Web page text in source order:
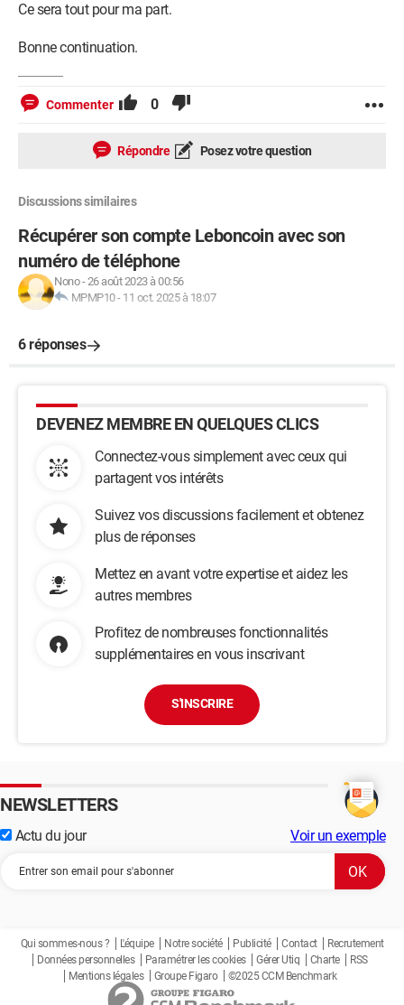
Ce sera tout pour ma part.
Bonne continuation.
Commenter 0
Répondre Posez votre question
Discussions similaires
Récupérer son compte Leboncoin avec son
numéro de téléphone
Nono-26 août 2023 à 00:56
MPMP10- 11 oct. 2025 à 18:07
6 réponses
DEVENEZ MEMBRE EN QUELQUES CLICS
Connectez-vous simplement avec ceux qui
partagent vos intérêts
Suivez vos discussions facilement et obtenez
plus de réponses
Mettez en avant votre expertise et aidez les
autres membres
Profitez de nombreuses fonctionnalités
supplémentaires en vous inscrivant
S'INSCRIRE
NEWSLETTERS
Actu du jour Voir un exemple
Qui sommes-nous ? L'équipe Notre société Publicité Contact
Recrutement
Données personnelles
Paramétrer les cookies Gérer Utiq Charte
RSS
Mentions légales
Groupe Figaro ©2025 CCM Benchmark